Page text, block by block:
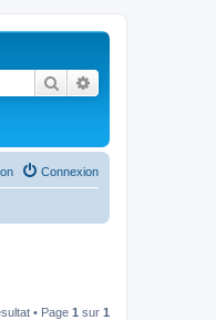
Rechercher
Connexion
• Page 1 sur 1